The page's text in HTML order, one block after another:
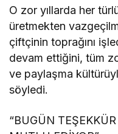
O zor yıllarda her
üretmekten
çiftçinin toprağını
devam ettiğini, tüm
ve paylaşma
söyledi.
“BUGÜN